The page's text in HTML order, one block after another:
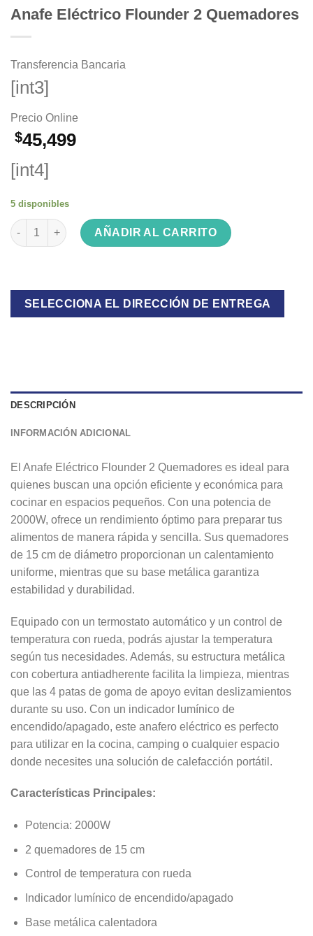
Anafe Eléctrico Flounder 2 Quemadores
Transferencia Bancaria
[int3]
Precio Online
$45,499
[int4]
5 disponibles
Anafe Eléctrico Flounder 2 Quemadores cantidad
AÑADIR AL CARRITO
SELECCIONA EL DIRECCIÓN DE ENTREGA
DESCRIPCIÓN
INFORMACIÓN ADICIONAL
El Anafe Eléctrico Flounder 2 Quemadores es ideal para
quienes buscan una opción eficiente y económica para
cocinar en espacios pequeños. Con una potencia de
2000W, ofrece un rendimiento óptimo para preparar tus
alimentos de manera rápida y sencilla. Sus quemadores
de 15 cm de diámetro proporcionan un calentamiento
uniforme, mientras que su base metálica garantiza
estabilidad y durabilidad.
Equipado con un termostato automático y un control de
temperatura con rueda, podrás ajustar la temperatura
según tus necesidades. Además, su estructura metálica
con cobertura antiadherente facilita la limpieza, mientras
que las 4 patas de goma de apoyo evitan deslizamientos
durante su uso. Con un indicador lumínico de
encendido/apagado, este anafero eléctrico es perfecto
para utilizar en la cocina, camping o cualquier espacio
donde necesites una solución de calefacción portátil.
Características Principales:
Potencia: 2000W
2 quemadores de 15 cm
Control de temperatura con rueda
Indicador lumínico de encendido/apagado
Base metálica calentadora